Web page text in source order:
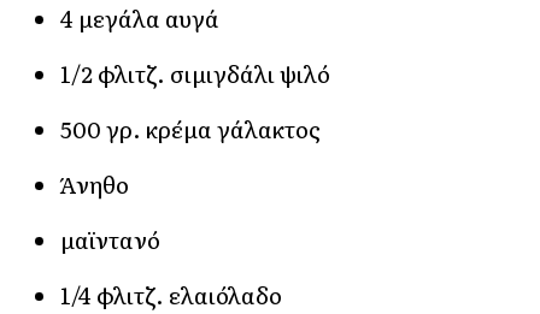
4 μεγάλα αυγά
1/2 φλιτζ. σιμιγδάλι ψιλό
500 γρ. κρέμα γάλακτος
Άνηθο
μαϊντανό
1/4 φλιτζ. ελαιόλαδο